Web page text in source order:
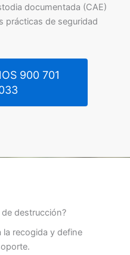
documentada (CAE)
prácticas de seguridad
900 701
destrucción?
recogida y define